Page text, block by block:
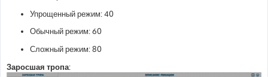
Упрощенный режим: 40
Обычный режим: 60
Сложный режим: 80
Заросшая тропа: